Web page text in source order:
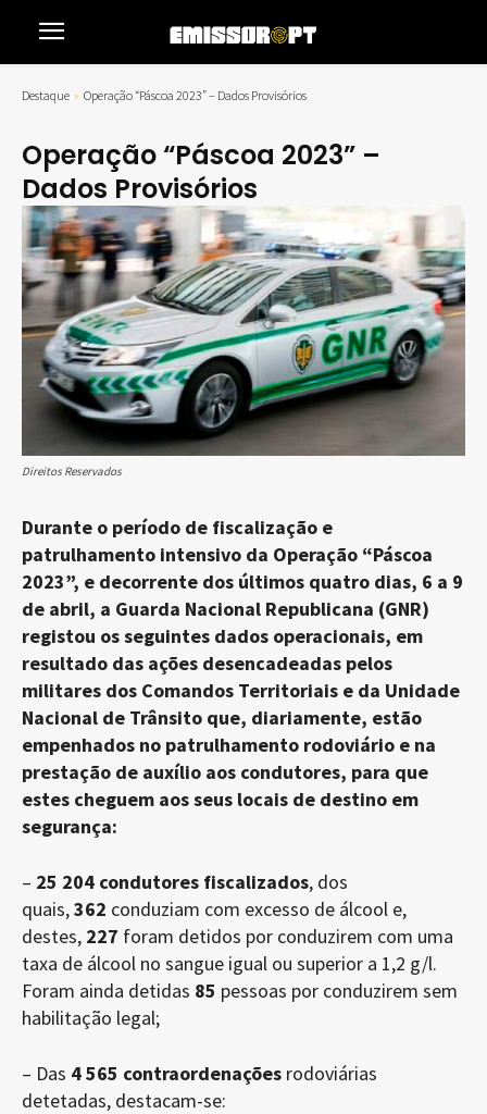
Destaque Operação “Páscoa 2023” – Dados Provisórios
Operação “Páscoa 2023” –
Dados Provisórios
Direitos Reservados
Durante o período de fiscalização e
patrulhamento intensivo da Operação “Páscoa
2023”, e decorrente dos últimos quatro dias, 6 a 9
de abril, a Guarda Nacional Republicana (GNR)
registou os seguintes dados operacionais, em
resultado das ações desencadeadas pelos
militares dos Comandos Territoriais e da Unidade
Nacional de Trânsito que, diariamente, estão
empenhados no patrulhamento rodoviário e na
prestação de auxílio aos condutores, para que
estes cheguem aos seus locais de destino em
segurança:
– 25 204 condutores fiscalizados, dos
quais,362 conduziam com excesso de álcool e,
destes, 227 foram detidos por conduzirem com uma
taxa de álcool no sangue igual ou superior a 1,2 g/l.
Foram ainda detidas 85 pessoas por conduzirem sem
habilitação legal;
– Das 4 565 contraordenações rodoviárias
detetadas, destacam-se: